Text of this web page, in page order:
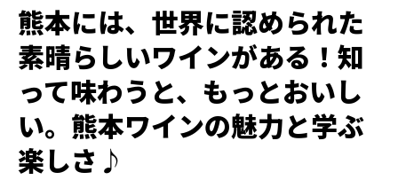
熊本には、世界に認められた
素晴らしいワインがある！知
って味わうと、もっとおいし
い。熊本ワインの魅力と学ぶ
楽しさ♪